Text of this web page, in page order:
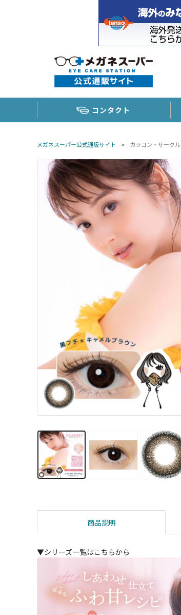
コンタクト
メガネスーパー公式通販サイト > カラコン・サークル
商品説明
▼シリーズ一覧はこちらから